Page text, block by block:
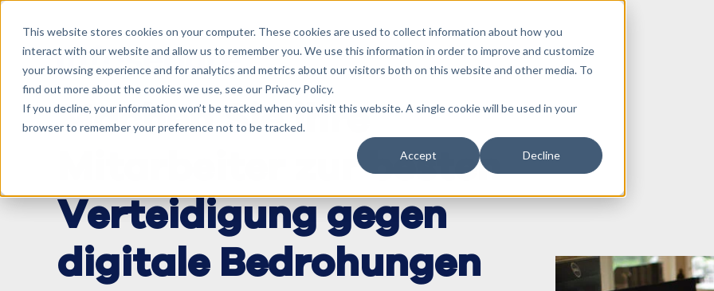
This website stores cookies on your computer. These cookies are used to collect information about how you
interact with our website and allow us to remember you. We use this information in order to improve and customize
your browsing experience and for analytics and metrics about our visitors both on this website and other media. To
find out more about the cookies we use, see our Privacy Policy.
If you decline, your information won’t be tracked when you visit this website. A single cookie will be used in your
browser to remember your preference not to be tracked.
Accept Decline
Machen Sie ihre
Mitarbeiter zur besten
Verteidigung gegen
digitale Bedrohungen